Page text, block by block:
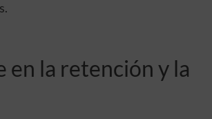
en la retención y la